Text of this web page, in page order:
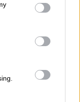
You may click to
party tags to
in below Google
1-0 και
που οδηγει
Μία
δύο